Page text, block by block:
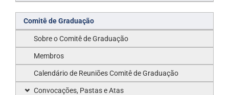
Comitê de Graduação
Sobre o Comitê de Graduação
Membros
Calendário de Reuniões Comitê de Graduação
Convocações, Pastas e Atas